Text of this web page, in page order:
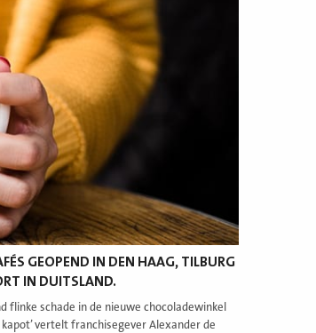
GEOPEND IN DEN HAAG, TILBURG
IN DUITSLAND.
flinke schade in de nieuwe chocoladewinkel
vertelt franchisegever Alexander de